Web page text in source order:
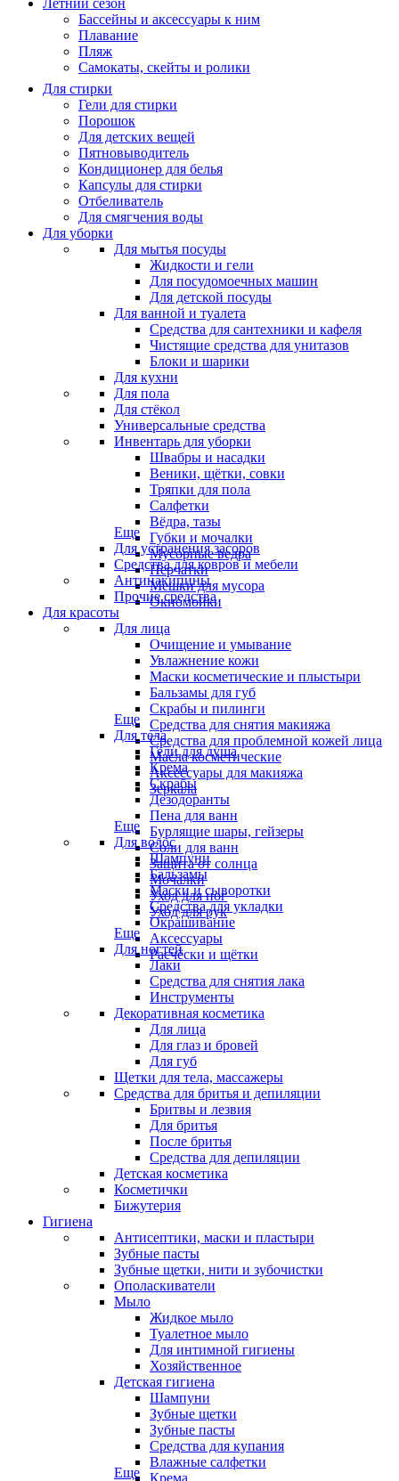
Летний сезон
Бассейны и аксессуары к ним
Плавание
Пляж
Самокаты, скейты и ролики
Для стирки
Гели для стирки
Порошок
Для детских вещей
Пятновыводитель
Кондиционер для белья
Капсулы для стирки
Отбеливатель
Для смягчения воды
Для уборки
Для мытья посуды
Жидкости и гели
Для посудомоечных машин
Для детской посуды
Для ванной и туалета
Средства для сантехники и кафеля
Чистящие средства для унитазов
Блоки и шарики
Для кухни
Для пола
Для стёкол
Универсальные средства
Инвентарь для уборки
Швабры и насадки
Веники, щётки, совки
Тряпки для пола
Салфетки
Вёдра, тазы
Губки и мочалки
Мусорные ведра
Перчатки
Мешки для мусора
Окномойки
Еще
Для устранения засоров
Средства для ковров и мебели
Антинакипины
Прочие средства
Для красоты
Для лица
Очищение и умывание
Увлажнение кожи
Маски косметические и плыстыри
Бальзамы для губ
Скрабы и пилинги
Средства для снятия макияжа
Средства для проблемной кожей лица
Масла косметические
Аксессуары для макияжа
Зеркала
Еще
Для тела
Гели для душа
Крема
Скрабы
Дезодоранты
Пена для ванн
Бурлящие шары, гейзеры
Соли для ванн
Защита от солнца
Мочалки
Уход для ног
Уход для рук
Еще
Для волос
Шампуни
Бальзамы
Маски и сыворотки
Средства для укладки
Окрашивание
Аксессуары
Расчёски и щётки
Еще
Для ногтей
Лаки
Средства для снятия лака
Инструменты
Декоративная косметика
Для лица
Для глаз и бровей
Для губ
Щетки для тела, массажеры
Средства для бритья и депиляции
Бритвы и лезвия
Для бритья
После бритья
Средства для депиляции
Детская косметика
Косметички
Бижутерия
Гигиена
Антисептики, маски и пластыри
Зубные пасты
Зубные щетки, нити и зубочистки
Ополаскиватели
Мыло
Жидкое мыло
Туалетное мыло
Для интимной гигиены
Хозяйственное
Детская гигиена
Шампуни
Зубные щетки
Зубные пасты
Средства для купания
Влажные салфетки
Крема
Еще